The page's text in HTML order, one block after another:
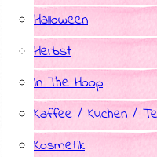
Halloween
Herbst
In The Hoop
Kaffee / Kuchen /
Kosmetik
Erforderliche Felder sind